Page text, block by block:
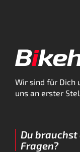
Wir sind für Dich
uns an erster
Du
Fragen?